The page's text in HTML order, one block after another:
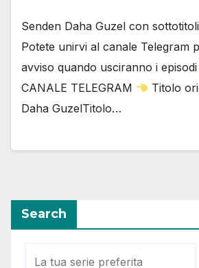
Senden Daha Guzel con
Potete unirvi al canale Telegram
avviso quando usciranno i episodi
CANALE TELEGRAM
Titolo
Daha GuzelTitolo…
Search